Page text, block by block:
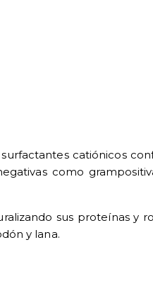
catiónicos
como
sus proteínas y
y lana.